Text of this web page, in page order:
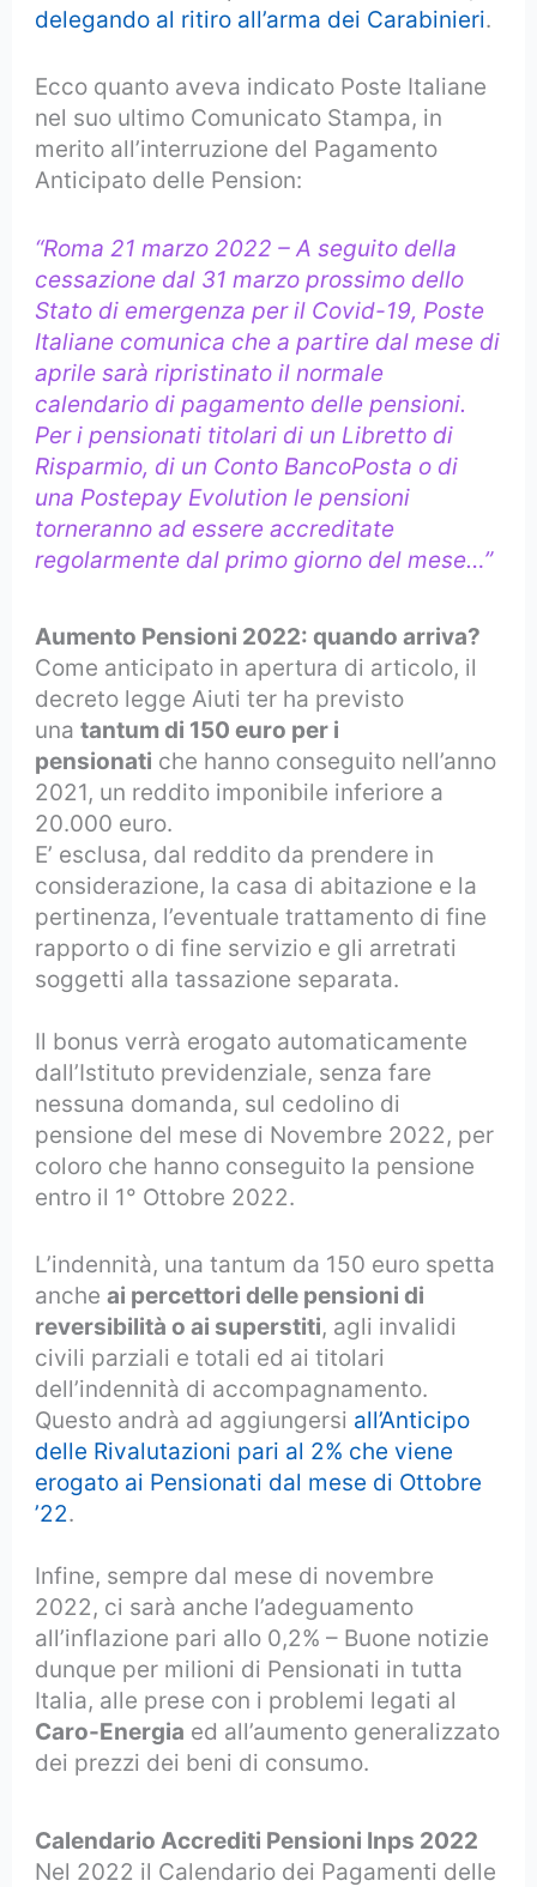
delegando al ritiro all’arma dei Carabinieri.
Ecco quanto aveva indicato Poste Italiane
nel suo ultimo Comunicato Stampa, in
merito all’interruzione del Pagamento
Anticipato delle Pension:
“Roma 21 marzo 2022 – A seguito della
cessazione dal 31 marzo prossimo dello
Stato di emergenza per il Covid-19, Poste
Italiane comunica che a partire dal mese di
aprile sarà ripristinato il normale
calendario di pagamento delle pensioni.
Per i pensionati titolari di un Libretto di
Risparmio, di un Conto BancoPosta o di
una Postepay Evolution le pensioni
torneranno ad essere accreditate
regolarmente dal primo giorno del mese…”
Aumento Pensioni 2022: quando arriva?
Come anticipato in apertura di articolo, il
decreto legge Aiuti ter ha previsto
unatantum di 150 euro per i
pensionati che hanno conseguito nell’anno
2021, un reddito imponibile inferiore a
20.000 euro.
E’ esclusa, dal reddito da prendere in
considerazione, la casa di abitazione e la
pertinenza, l’eventuale trattamento di fine
rapporto o di fine servizio e gli arretrati
soggetti alla tassazione separata.
Il bonus verrà erogato automaticamente
dall’Istituto previdenziale, senza fare
nessuna domanda, sul cedolino di
pensione del mese di Novembre 2022, per
coloro che hanno conseguito la pensione
entro il 1° Ottobre 2022.
L’indennità, una tantum da 150 euro spetta
ancheai percettori delle pensioni di
reversibilità o ai superstiti, agli invalidi
civili parziali e totali ed ai titolari
dell’indennità di accompagnamento.
Questo andrà ad aggiungersi all’Anticipo
delle Rivalutazioni pari al 2% che viene
erogato ai Pensionati dal mese di Ottobre
’22.
Infine, sempre dal mese di novembre
2022, ci sarà anche l’adeguamento
all’inflazione pari allo 0,2% – Buone notizie
dunque per milioni di Pensionati in tutta
Italia, alle prese con i problemi legati al
Caro-Energia ed all’aumento generalizzato
dei prezzi dei beni di consumo.
Calendario Accrediti Pensioni Inps 2022
Nel 2022 il Calendario dei Pagamenti delle